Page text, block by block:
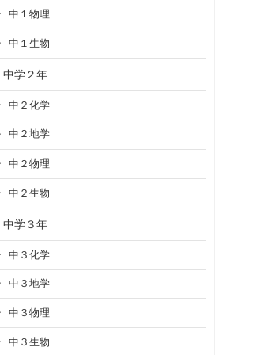
中１物理
中１生物
中学２年
中２化学
中２地学
中２物理
中２生物
中学３年
中３化学
中３地学
中３物理
中３生物